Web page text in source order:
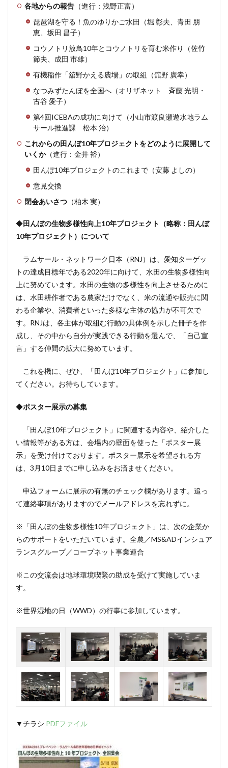
各地からの報告 （進行：浅野正富）
琵琶湖を守る！魚のゆりかご水田（堀 彰夫、青田 朋
恵、坂田 昌子）
コウノトリ放鳥10年とコウノトリを育む米作り（佐竹
節夫、成田 市雄）
有機稲作「舘野かえる農場」の取組（舘野 廣幸）
なつみずたんぼを全国へ（オリザネット 斉藤 光明・
古谷 愛子）
第4回ICEBAの成功に向けて（小山市渡良瀬遊水地ラム
サール推進課 松本 治）
これからの田んぼ10年プロジェクトをどのように展開して
いくか（進行：金井 裕）
田んぼ10年プロジェクトのこれまで（安藤 よしの）
意見交換
閉会あいさつ （柏木 実）
◆田んぼの生物多様性向上10年プロジェクト（略称：田んぼ
10年プロジェクト）について
ラムサール・ネットワーク日本（RNJ）は、愛知ターゲッ
トの達成目標年である2020年に向けて、水田の生物多様性向
上に努めています。水田の生物の多様性を向上させるために
は、水田耕作者である農家だけでなく、米の流通や販売に関
わる企業や、消費者といった多様な主体の協力が不可欠で
す。RNJは、各主体が取組む行動の具体例を示した冊子を作
成し、その中から自分が実践できる行動を選んで、「自己宣
言」する仲間の拡大に努めています。
これを機に、ぜひ、「田んぼ10年プロジェクト」に参加し
てください。お待ちしています。
◆ポスター展示の募集
「田んぼ10年プロジェクト」に関連する内容や、紹介した
い情報等がある方は、会場内の壁面を使った「ポスター展
示」を受け付けております。ポスター展示を希望される方
は、3月10日までに申し込みをお済ませください。
申込フォームに展示の有無のチェック欄があります。追っ
て連絡事項がありますのでメールアドレスを忘れずに。
※「田んぼの生物多様性10年プロジェクト」は、次の企業か
らのサポートをいただいています。全農／MS&ADインシュア
ランスグループ／コープネット事業連合
※この交流会は地球環境喫緊の助成を受けて実施していま
す。
※世界湿地の日（WWD）の行事に参加しています。
▼チラシ PDFファイル